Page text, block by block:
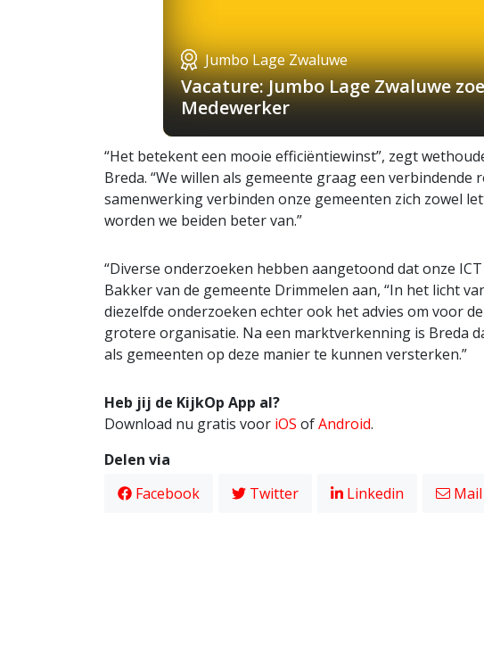
Jumbo Lage Zwaluwe
Vacature: Jumbo Lage Zwaluwe
Medewerker
“Het betekent een mooie efficiëntiewinst”, zegt
Breda. “We willen als gemeente graag een verbindende
samenwerking verbinden onze gemeenten zich zowel
worden we beiden beter van.”
“Diverse onderzoeken hebben aangetoond dat onze
Bakker van de gemeente Drimmelen aan, “In het licht
diezelfde onderzoeken echter ook het advies om voor
grotere organisatie. Na een marktverkenning is Breda
als gemeenten op deze manier te kunnen versterken.”
Heb jij de KijkOp App al?
Download nu gratis voor iOS ofAndroid.
Delen via
Facebook
Twitter Linkedin Mail